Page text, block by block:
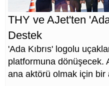
THY ve AJet'ten
Destek
'Ada Kıbrıs' logolu
platformuna dönüşecek.
ana aktörü olmak için bir